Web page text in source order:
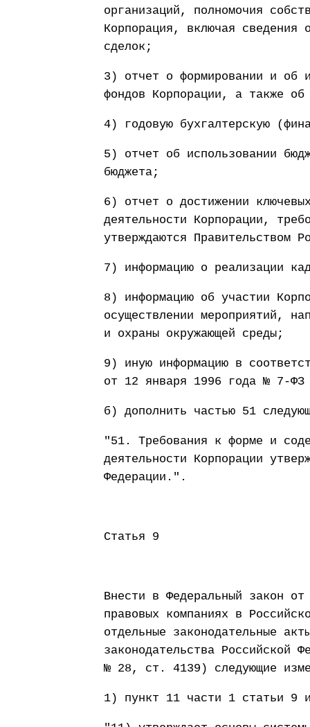
организаций, полномочия
Корпорация, включая
сделок;
3) отчет о формировании и об
фондов Корпорации, а также об
4) годовую бухгалтерскую
5) отчет об использовании
бюджета;
6) отчет о достижении
деятельности Корпорации,
утверждаются Правительством
7) информацию о реализации
8) информацию об участии
осуществлении мероприятий,
и охраны окружающей среды;
9) иную информацию в
от 12 января 1996 года № 7-ФЗ
б) дополнить частью 51
"51. Требования к форме и
деятельности Корпорации
Федерации.".
Статья 9
Внести в Федеральный закон
правовых компаниях в
отдельные законодательные
законодательства
№ 28, ст. 4139) следующие
1) пункт 11 части 1 статьи 9